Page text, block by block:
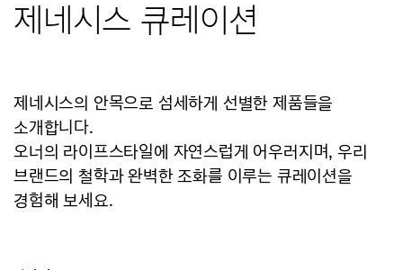
제네시스 큐레이션
제네시스의 안목으로 섬세하게 선별한 제품들을
소개합니다.
오너의 라이프스타일에 자연스럽게 어우러지며, 우리
브랜드의 철학과 완벽한 조화를 이루는 큐레이션을
경험해 보세요.